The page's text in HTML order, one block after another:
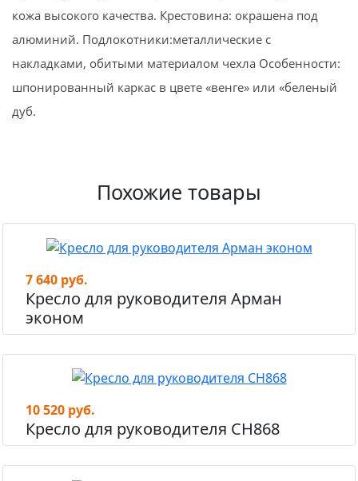
кожа высокого качества. Крестовина: окрашена под
алюминий. Подлокотники:металлические с
накладками, обитыми материалом чехла Особенности:
шпонированный каркас в цвете «венге» или «беленый
дуб.
Похожие товары
7 640 руб.
Кресло для руководителя Арман
эконом
10 520 руб.
Кресло для руководителя СН868